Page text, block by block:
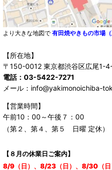
より大きな地図で 有田焼やきもの市場（
【所在地】
〒150-0012 東京都渋谷区広尾1-
電話：03-5422-7271
メール：info@yakimonoichiba-
【営業時間】
午前10：00～午後７：00
（第２、第４、第５ 日曜 定休）
【８月の休業日ご案内】
8/9（日）、8/23（日）、8/30（日